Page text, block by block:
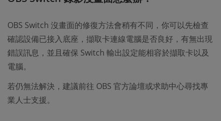
OBS Switch 沒畫面的修復方法會稍有不同，你可以先檢查
確認設備已接入底座，擷取卡連線電腦是否良好，有無出現
錯誤訊息，並且確保 Switch 輸出設定能相容於擷取卡以及
電腦。
若仍無法解決，建議前往 OBS 官方論壇或求助中心尋找專
業人士支援。